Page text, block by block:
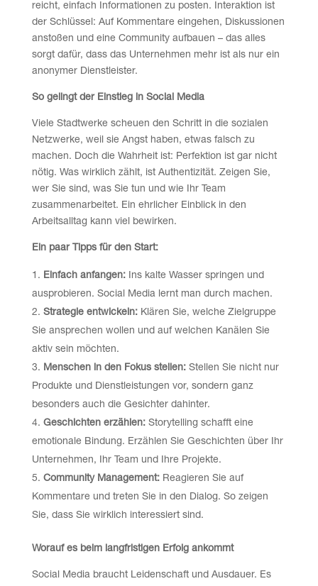
reicht, einfach Informationen zu posten. Interaktion ist
der Schlüssel: Auf Kommentare eingehen, Diskussionen
anstoßen und eine Community aufbauen – das alles
sorgt dafür, dass das Unternehmen mehr ist als nur ein
anonymer Dienstleister.
So gelingt der Einstieg in Social Media
Viele Stadtwerke scheuen den Schritt in die sozialen
Netzwerke, weil sie Angst haben, etwas falsch zu
machen. Doch die Wahrheit ist: Perfektion ist gar nicht
nötig. Was wirklich zählt, ist Authentizität. Zeigen Sie,
wer Sie sind, was Sie tun und wie Ihr Team
zusammenarbeitet. Ein ehrlicher Einblick in den
Arbeitsalltag kann viel bewirken.
Ein paar Tipps für den Start:
Einfach anfangen:Ins kalte Wasser springen und
ausprobieren. Social Media lernt man durch machen.
Strategie entwickeln:Klären Sie, welche Zielgruppe
Sie ansprechen wollen und auf welchen Kanälen Sie
aktiv sein möchten.
Menschen in den Fokus stellen:Stellen Sie nicht nur
Produkte und Dienstleistungen vor, sondern ganz
besonders auch die Gesichter dahinter.
Geschichten erzählen:Storytelling schafft eine
emotionale Bindung. Erzählen Sie Geschichten über Ihr
Unternehmen, Ihr Team und Ihre Projekte.
Community Management:Reagieren Sie auf
Kommentare und treten Sie in den Dialog. So zeigen
Sie, dass Sie wirklich interessiert sind.
Worauf es beim langfristigen Erfolg ankommt
Social Media braucht Leidenschaft und Ausdauer. Es